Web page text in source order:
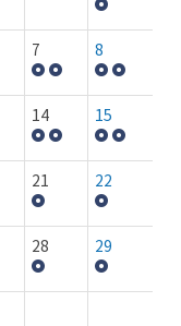
7 8
14 15
21 22
28 29